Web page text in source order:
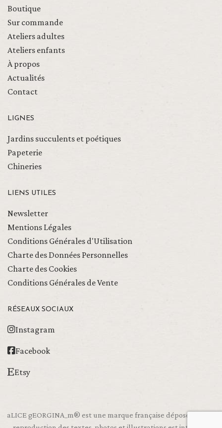
Boutique
Sur commande
Ateliers adultes
Ateliers enfants
À propos
Actualités
Contact
LIGNES
Jardins succulents et poétiques
Papeterie
Chineries
LIENS UTILES
Newsletter
Mentions Légales
Conditions Générales d'Utilisation
Charte des Données Personnelles
Charte des Cookies
Conditions Générales de Vente
RÉSEAUX SOCIAUX
Instagram
Facebook
Etsy
aLICE gEORGINA_m® est une marque française déposée, toute